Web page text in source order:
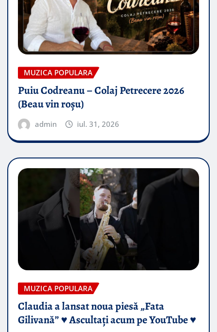
MUZICA POPULARA
Puiu Codreanu – Colaj Petrecere 2026
(Beau vin roșu)
admin iul. 31, 2026
MUZICA POPULARA
Claudia a lansat noua piesă „Fata
Gilivană” ♥️ Ascultați acum pe YouTube ♥️